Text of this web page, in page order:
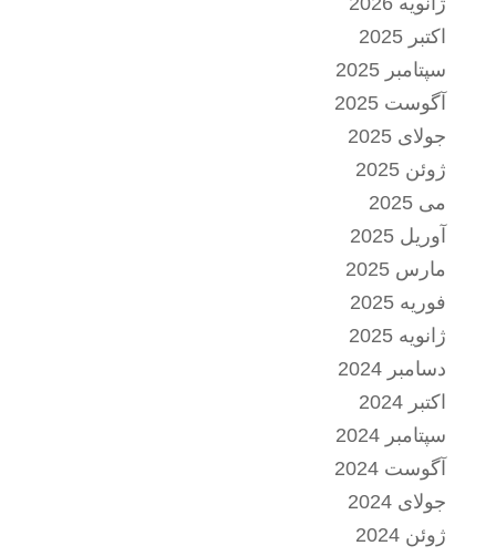
اکتبر 2025
سپتامبر 2025
آگوست 2025
جولای 2025
ژوئن 2025
می 2025
آوریل 2025
مارس 2025
فوریه 2025
ژانویه 2025
دسامبر 2024
اکتبر 2024
سپتامبر 2024
آگوست 2024
جولای 2024
ژوئن 2024